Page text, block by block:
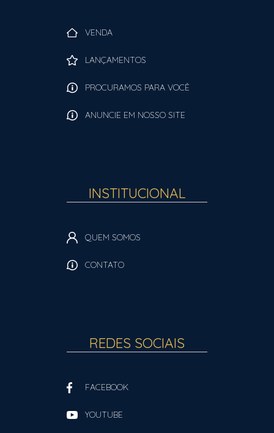
VENDA
LANÇAMENTOS
PROCURAMOS PARA VOCÊ
ANUNCIE EM NOSSO SITE
INSTITUCIONAL
QUEM SOMOS
CONTATO
REDES SOCIAIS
FACEBOOK
YOUTUBE